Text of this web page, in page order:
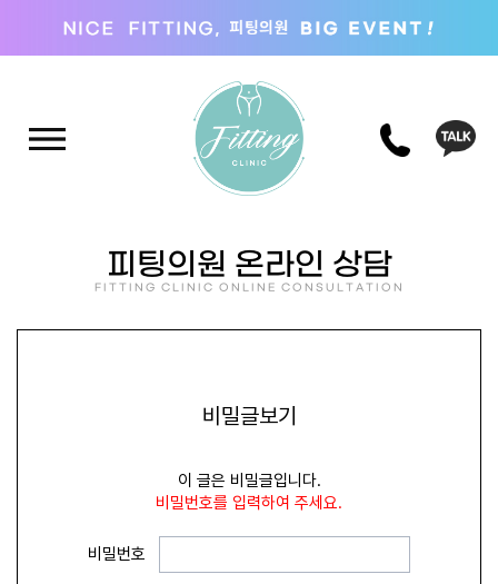
피팅의원 온라인 상담
FITTING CLINIC ONLINE CONSULTATION
비밀글보기
이 글은 비밀글입니다.
비밀번호를 입력하여 주세요.
비밀번호